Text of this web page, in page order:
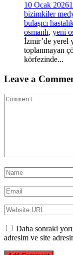
10 Ocak 2026
bizimkiler
bulaşıcı
osmanlı, yeni
İzmir’de yerel
toplanmayan
körfezinde...
Leave a
Daha sonraki
adresim ve site